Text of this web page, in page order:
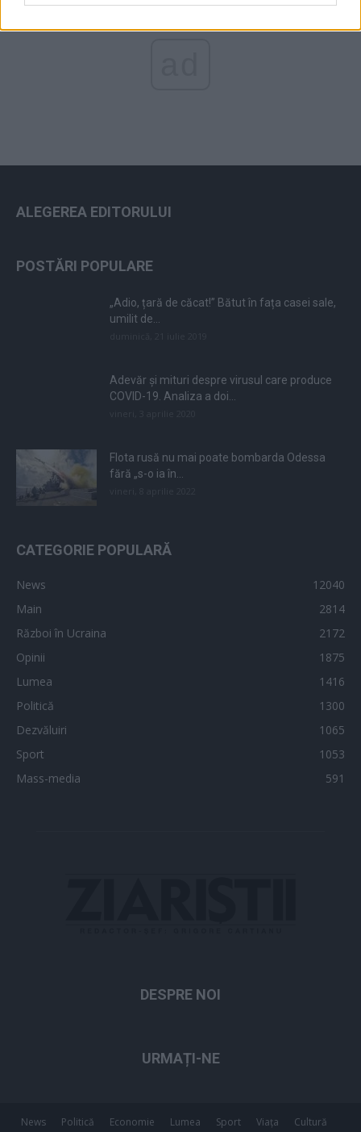
ALEGEREA EDITORULUI
POSTĂRI POPULARE
„Adio, țară de căcat!” Bătut în fața casei sale,
umilit de...
Adevăr și mituri despre virusul care produce
COVID-19. Analiza a doi...
Flota rusă nu mai poate bombarda Odessa
fără „s-o ia în...
CATEGORIE POPULARĂ
News
12040
Main
2814
Război în Ucraina
2172
Opinii
1875
Lumea
1416
Politică
1300
Dezvăluiri
1065
Sport
1053
Mass-media
591
DESPRE NOI
URMAȚI-NE
News Politică Economie Lumea Sport Viața Cultură